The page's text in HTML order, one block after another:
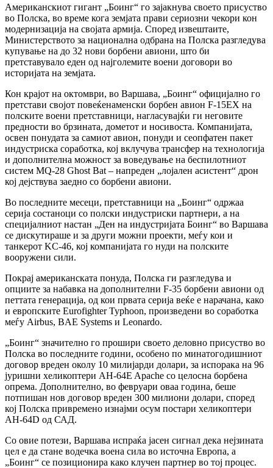
Американскиот гигант „Боинг“ го зајакнува своето присуство
во Полска, во време кога земјата прави сериозни чекори кон
модернизација на својата армија. Според извештаите,
Министерството за национална одбрана на Полска разгледува
купување на до 32 нови борбени авиони, што би
претставувало еден од најголемите воени договори во
историјата на земјата.
Кон крајот на октомври, во Варшава, „Боинг“ официјално го
претстави својот повеќенаменски борбен авион F-15EX на
полските воени претставници, нагласувајќи ги неговите
предности во брзината, дометот и носивоста. Компанијата,
освен понудата за самиот авион, понуди и сеопфатен пакет
индустриска соработка, кој вклучува трансфер на технологија
и дополнителна можност за воведување на беспилотниот
систем MQ-28 Ghost Bat – напреден „лојален асистент“ дрон
кој дејствува заедно со борбени авиони.
Во последните месеци, претставници на „Боинг“ одржаа
серија состаноци со полски индустриски партнери, а на
специјалниот настан „Ден на индустријата Боинг“ во Варшава
се дискутираше и за други можни проекти, меѓу кои и
танкерот KC-46, кој компанијата го нуди на полските
вооружени сили.
Покрај американската понуда, Полска ги разгледува и
опциите за набавка на дополнителни F-35 борбени авиони од
петтата генерација, од кои првата серија веќе е нарачана, како
и европските Eurofighter Typhoon, произведени во соработка
меѓу Airbus, BAE Systems и Leonardo.
„Боинг“ значително го прошири своето деловно присуство во
Полска во последните години, особено по минатогодишниот
договор вреден околу 10 милијарди долари, за испорака на 96
јуришни хеликоптери AH-64E Apache со целосна борбена
опрема. Дополнително, во февруари оваа година, беше
потпишан нов договор вреден 300 милиони долари, според
кој Полска привремено изнајми осум постари хеликоптери
AH-64D од САД.
Со овие потези, Варшава испраќа јасен сигнал дека нејзината
цел е да стане водечка воена сила во источна Европа, а
„Боинг“ се позиционира како клучен партнер во тој процес.